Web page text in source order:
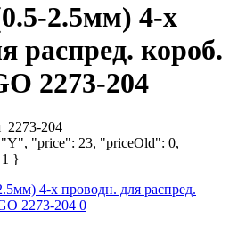
2.5мм) 4-х
распред. короб.
2273-204
2273-204
"price": 23, "priceOld": 0,
1 }